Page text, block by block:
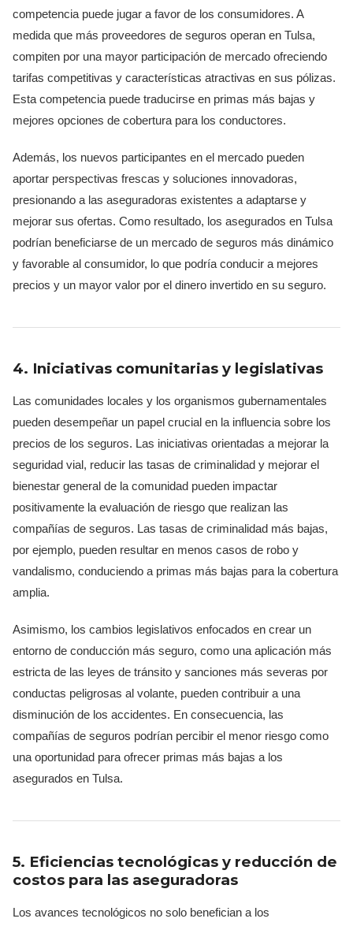
competencia puede jugar a favor de los consumidores. A
medida que más proveedores de seguros operan en Tulsa,
compiten por una mayor participación de mercado ofreciendo
tarifas competitivas y características atractivas en sus pólizas.
Esta competencia puede traducirse en primas más bajas y
mejores opciones de cobertura para los conductores.
Además, los nuevos participantes en el mercado pueden
aportar perspectivas frescas y soluciones innovadoras,
presionando a las aseguradoras existentes a adaptarse y
mejorar sus ofertas. Como resultado, los asegurados en Tulsa
podrían beneficiarse de un mercado de seguros más dinámico
y favorable al consumidor, lo que podría conducir a mejores
precios y un mayor valor por el dinero invertido en su seguro.
4. Iniciativas comunitarias y legislativas
Las comunidades locales y los organismos gubernamentales
pueden desempeñar un papel crucial en la influencia sobre los
precios de los seguros. Las iniciativas orientadas a mejorar la
seguridad vial, reducir las tasas de criminalidad y mejorar el
bienestar general de la comunidad pueden impactar
positivamente la evaluación de riesgo que realizan las
compañías de seguros. Las tasas de criminalidad más bajas,
por ejemplo, pueden resultar en menos casos de robo y
vandalismo, conduciendo a primas más bajas para la cobertura
amplia.
Asimismo, los cambios legislativos enfocados en crear un
entorno de conducción más seguro, como una aplicación más
estricta de las leyes de tránsito y sanciones más severas por
conductas peligrosas al volante, pueden contribuir a una
disminución de los accidentes. En consecuencia, las
compañías de seguros podrían percibir el menor riesgo como
una oportunidad para ofrecer primas más bajas a los
asegurados en Tulsa.
5. Eficiencias tecnológicas y reducción de
costos para las aseguradoras
Los avances tecnológicos no solo benefician a los